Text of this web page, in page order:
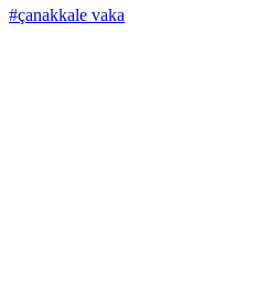
#çanakkale vaka